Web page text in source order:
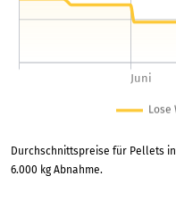
Durchschnittspreise für Pellets
6.000 kg Abnahme.